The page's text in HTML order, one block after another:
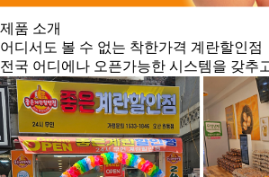
제품 소개
어디서도 볼 수 없는 착한가격 계란할인점
전국 어디에나 오픈가능한 시스템을 갖추